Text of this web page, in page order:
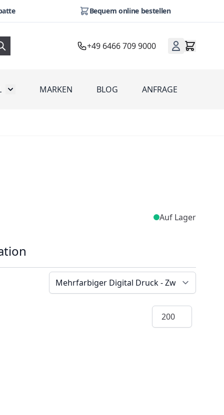
Bequem online bestellen
+49 6466 709 9000
Toggle submenu for Werbeartikel
MARKEN BLOG ANFRAGE
Auf Lager
Menge